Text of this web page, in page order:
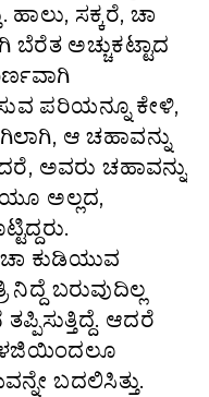
ಸಕ್ಕರೆ, ಚಾ
ಅಚ್ಚುಕಟ್ಟಾದ
ಪರಿಯನ್ನೂ ಕೇಳಿ,
ಆ ಚಹಾವನ್ನು
ಅವರು ಚಹಾವನ್ನು
ಅಲ್ಲದ,
ಕುಡಿಯುವ
ನಿದ್ದೆ ಬರುವುದಿಲ್ಲ
ಆದರೆ
ಬದಲಿಸಿತ್ತು.